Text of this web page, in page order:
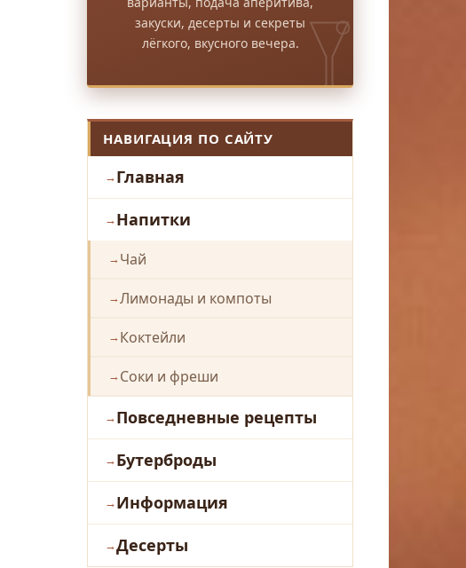
закуски, десерты и секреты
лёгкого, вкусного вечера.
НАВИГАЦИЯ ПО САЙТУ
Главная
Напитки
Чай
Лимонады и компоты
Коктейли
Соки и фреши
Повседневные рецепты
Бутерброды
Информация
Десерты